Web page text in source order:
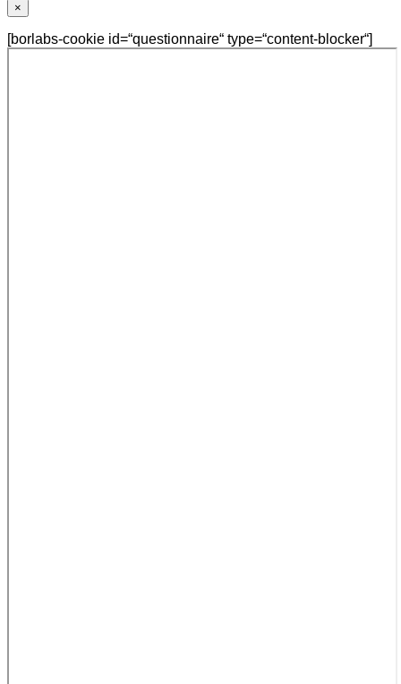
×
[borlabs-cookie id=“questionnaire“ type=“content-blocker“]